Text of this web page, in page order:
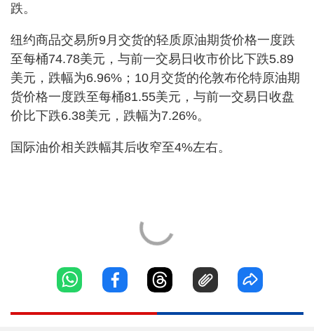
跌。
纽约商品交易所9月交货的轻质原油期货价格一度跌
至每桶74.78美元，与前一交易日收市价比下跌5.89
美元，跌幅为6.96%；10月交货的伦敦布伦特原油期
货价格一度跌至每桶81.55美元，与前一交易日收盘
价比下跌6.38美元，跌幅为7.26%。
国际油价相关跌幅其后收窄至4%左右。